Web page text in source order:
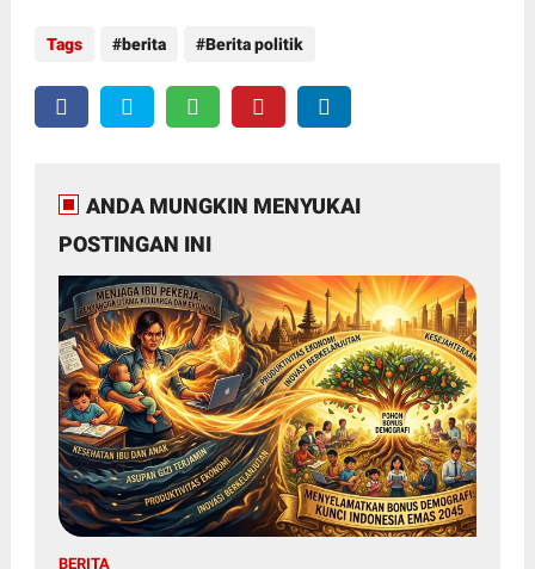
Tags berita Berita politik
ANDA MUNGKIN MENYUKAI
POSTINGAN INI
BERITA